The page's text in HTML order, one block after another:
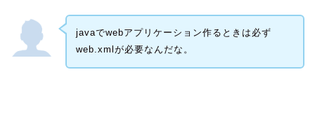
javaでwebアプリケーション作るときは必ず
web.xmlが必要なんだな。